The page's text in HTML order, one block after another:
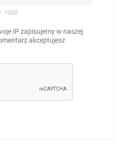
1000
IP zapisujemy w naszej
akceptujesz